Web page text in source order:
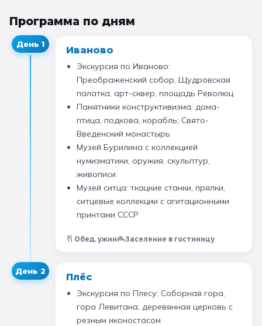
Москва
Подмосковье
Санкт-Петербург
Золотое кольцо
Программа по дням
День 1
Иваново
Экскурсия по Иваново:
Преображенский собор, Щудровская
палатка, арт-сквер, площадь Революц
Памятники конструктивизма: дома-
птица, подкова, корабль; Свято-
Введенский монастырь
Музей Бурилина с коллекцией
нумизматики, оружия, скульптур,
живописи
Музей ситца: ткацкие станки, прялки,
ситцевые коллекции с агитационными
принтами СССР
Обед, ужин Заселение в гостиницу
День 2
Плёс
Экскурсия по Плесу: Соборная гора,
гора Левитана, деревянная церковь с
резным иконостасом